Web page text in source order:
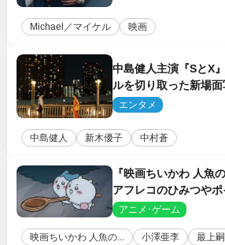
Michael／マイケル 映画
中島健人主演『SとX
ルを切り取った新場
エンタメ
中島健人 新木優子 中村蒼
『映画ちいかわ 人魚
アフレコのひみつや
ットも到着
アニメ･ゲーム
映画ちいかわ 人魚の... 小澤亜李 最上